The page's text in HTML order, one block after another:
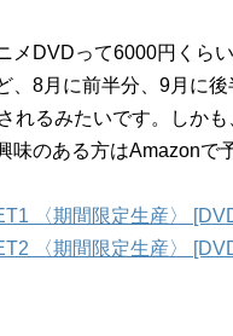
メDVDって6000円くら
、8月に前半分、9月に
れるみたいです。しか
味のある方はAmazonで
〈期間限定生産〉
〈期間限定生産〉